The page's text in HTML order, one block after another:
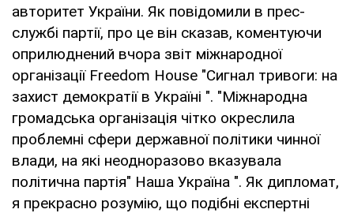
авторитет України. Як повідомили в прес-
службі партії, про це він сказав, коментуючи
оприлюднений вчора звіт міжнародної
організації Freedom House "Сигнал тривоги: на
захист демократії в Україні ". "Міжнародна
громадська організація чітко окреслила
проблемні сфери державної політики чинної
влади, на які неодноразово вказувала
політична партія" Наша Україна ". Як дипломат,
я прекрасно розумію, що подібні експертні